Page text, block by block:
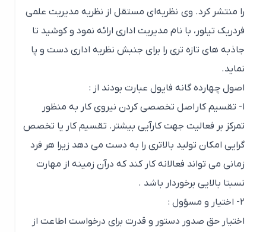
را منتشر کرد. وی نظریه‌ای مستقل از نظریه مدیریت علمی
فردریک تیلور، با نام مدیریت اداری ارائه نمود و ‌کوشید تا
جاذبه های تازه تری را برای جنبش نظریه اداری دست و پا
نماید.
اصول چهارده گانه فایول عبارت بودند از :
اصل تخصصی کردن نیروی کار به منظور
تمرکز بر فعالیت جهت کارآیی بیشتر. تقسیم کار یا تخصص
گرایی امکان تولید بالاتری را به دست می دهد زیرا هر فرد
زمانی می تواند فعالانه کار کند که درآن زمینه از مهارت
نسبتا بالایی برخوردار باشد .
:
اختیار حق صدور دستور و قدرت برای درخواست اطاعت از